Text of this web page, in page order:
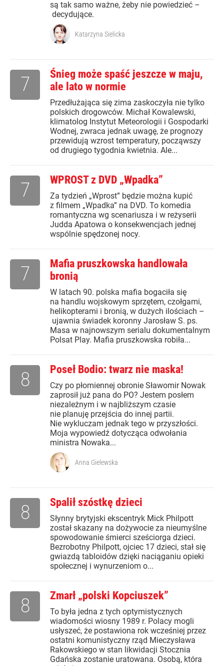
są tak samo ważne, żeby nie powiedzieć –
decydujące.
Katarzyna Sielicka
Śnieg może spaść jeszcze w maju,
ale lato w normie
Przedłużająca się zima zaskoczyła nie tylko
polskich drogowców. Michał Kowalewski,
klimatolog Instytut Meteorologii i Gospodarki
Wodnej, zwraca jednak uwagę, że prognozy
przewidują wzrost temperatury, począwszy
od drugiego tygodnia kwietnia. Ale...
7
WPROST z DVD „Wpadka”
Za tydzień „Wprost” będzie można kupić
z filmem „Wpadka” na DVD. To komedia
romantyczna wg scenariusza i w reżyserii
Judda Apatowa o konsekwencjach jednej
wspólnie spędzonej nocy.
7
Mafia pruszkowska handlowała
bronią
W latach 90. polska mafia bogaciła się
na handlu wojskowym sprzętem, czołgami,
helikopterami i bronią, w dużych ilościach –
ujawnia świadek koronny Jarosław S. ps.
Masa w najnowszym serialu dokumentalnym
Polsat Play. Mafia pruszkowska robiła...
7
Poseł Bodio: twarz nie maska!
Czy po płomiennej obronie Sławomir Nowak
zaprosił już pana do PO? Jestem posłem
niezależnym i w najbliższym czasie
nie planuję przejścia do innej partii.
Nie wykluczam jednak tego w przyszłości.
Moja wypowiedź dotycząca odwołania
ministra Nowaka...
8
Anna Gielewska
Spalił szóstkę dzieci
Słynny brytyjski ekscentryk Mick Philpott
został skazany na dożywocie za nieumyślne
spowodowanie śmierci sześciorga dzieci.
Bezrobotny Philpott, ojciec 17 dzieci, stał się
gwiazdą tabloidów dzięki naciąganiu opieki
społecznej i wynurzeniom o...
8
Zmarł „polski Kopciuszek”
To była jedna z tych optymistycznych
wiadomości wiosny 1989 r. Polacy mogli
usłyszeć, że postawiona rok wcześniej przez
ostatni komunistyczny rząd Mieczysława
Rakowskiego w stan likwidacji Stocznia
Gdańska zostanie uratowana. Osobą, która
8